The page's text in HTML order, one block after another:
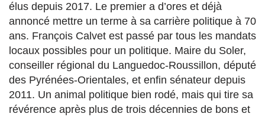
élus depuis 2017. Le premier a d’ores et déjà
annoncé mettre un terme à sa carrière politique à 70
ans. François Calvet est passé par tous les mandats
locaux possibles pour un politique. Maire du Soler,
conseiller régional du Languedoc-Roussillon, député
des Pyrénées-Orientales, et enfin sénateur depuis
2011. Un animal politique bien rodé, mais qui tire sa
révérence après plus de trois décennies de bons et